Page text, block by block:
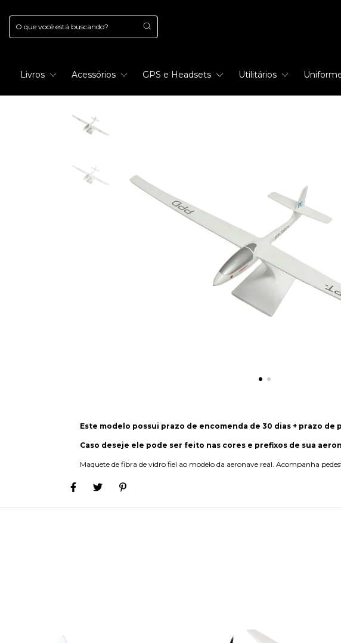
Livros Acessórios GPS e Headsets Utilitários
Este modelo possui prazo de encomenda de 30 dias + prazo de
Caso deseje ele pode ser feito nas cores e prefixos de sua
Maquete de fibra de vidro fiel ao modelo da aeronave real. Acompanha